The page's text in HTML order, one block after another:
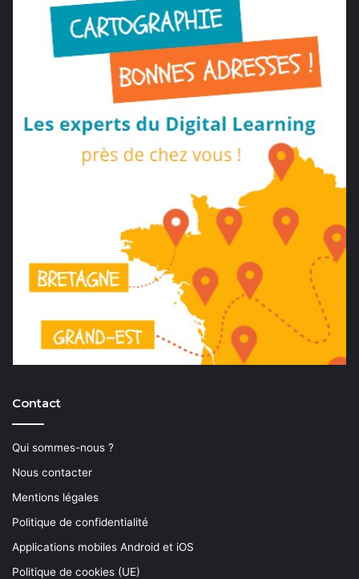
Contact
Qui sommes-nous ?
Nous contacter
Mentions légales
Politique de confidentialité
Applications mobiles Android et iOS
Politique de cookies (UE)